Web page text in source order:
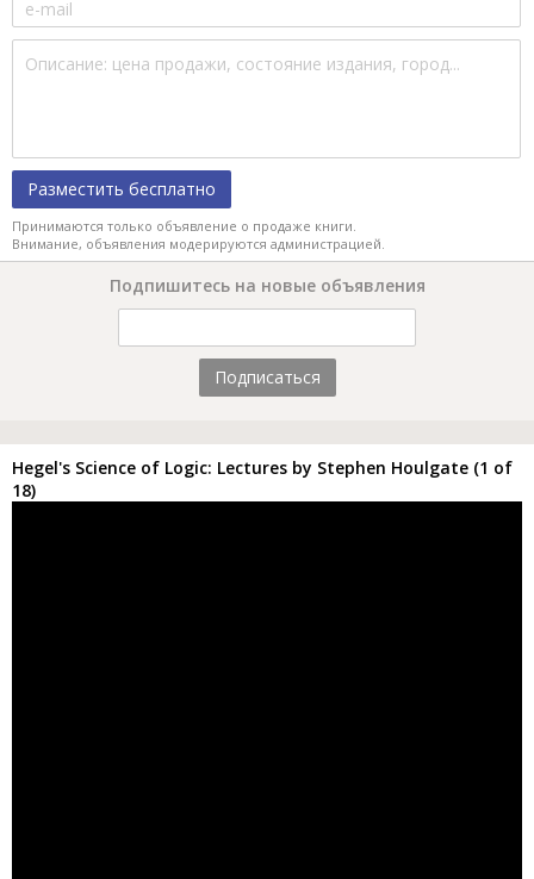
Разместить бесплатно
Принимаются только объявление о продаже книги.
Внимание, объявления модерируются администрацией.
Подпишитесь на новые объявления
Подписаться
Hegel's Science of Logic: Lectures by Stephen Houlgate (1 of
18)